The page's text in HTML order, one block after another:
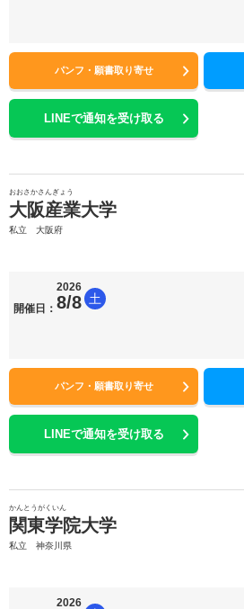
パンフ・願書取り寄せ
LINEで通知を受け取る
おおさかさんぎょう
大阪産業大学
私立 大阪府
開催日：
2026
8/8 土
パンフ・願書取り寄せ
LINEで通知を受け取る
かんとうがくいん
関東学院大学
私立 神奈川県
2026